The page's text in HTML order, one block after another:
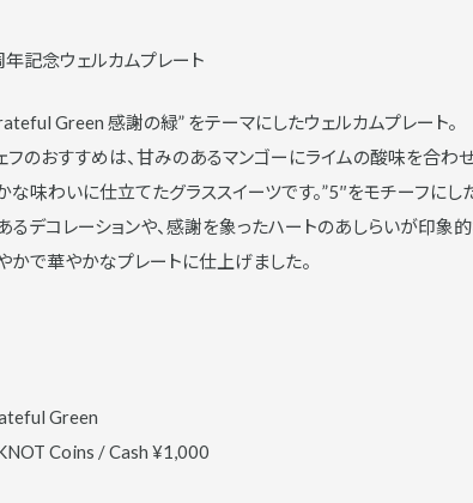
年記念ウェルカムプレート
Green 感謝の緑” をテーマにしたウェルカムプレート。
フのおすすめは、甘みのあるマンゴーにライムの酸味を合わせ
な味わいに仕立てたグラススイーツです。”5″をモチーフにし
るデコレーションや、感謝を象ったハートのあしらいが印象的
かで華やかなプレートに仕上げました。
Green
Coins / Cash ¥1,000